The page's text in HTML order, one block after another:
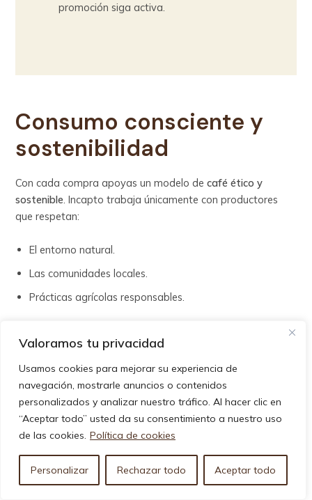
Valoramos tu privacidad
Usamos cookies para mejorar su experiencia de
navegación, mostrarle anuncios o contenidos
personalizados y analizar nuestro tráfico. Al hacer clic en
“Aceptar todo” usted da su consentimiento a nuestro uso
de las cookies. Política de cookies
Personalizar Rechazar todo Aceptar todo
promoción siga activa.
Consumo consciente y
sostenibilidad
Con cada compra apoyas un modelo decafé ético y
sostenible. Incapto trabaja únicamente con productores
que respetan:
El entorno natural.
Las comunidades locales.
Prácticas agrícolas responsables.
un futuro más justo
¿Vale la pena